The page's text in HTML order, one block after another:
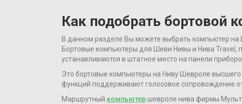
Как подобрать бортовой
В данном разделе Вы можете выбрать компьютер на
Бортовые компьютеры для Шеви Нивы и Нива Travel,
устанавливаются в штатное место на панели
Это бортовые компьютеры на Ниву Шевроле высшего
функций поддерживают голосовое сопровождение
Маршрутный компьютершевроле нива фирмы